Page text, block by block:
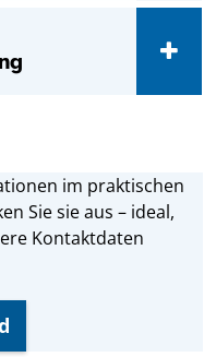
im praktischen
Sie sie aus – ideal,
Kontaktdaten